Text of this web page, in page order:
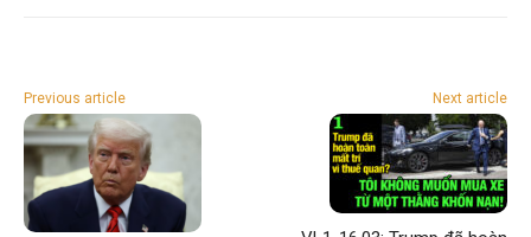
Previous article Next article